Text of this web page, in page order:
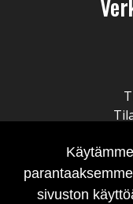
sivuston